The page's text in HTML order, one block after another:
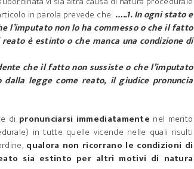
in parola prevede che: …..1. In ogni stato e
l’imputato non lo ha commesso o che il fatto
è estinto o che manca una condizione di
che il fatto non sussiste o che l’imputato
legge come reato, il giudice pronuncia
di pronunciarsi immediatamente nel merito
in tutte quelle vicende nelle quali risulti
qualora non ricorrano le condizioni di
sia estinto per altri motivi di natura